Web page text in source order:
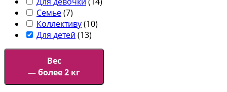
Семье(7)
Коллективу(10)
Для детей (13)
Вес
— более 2 кг